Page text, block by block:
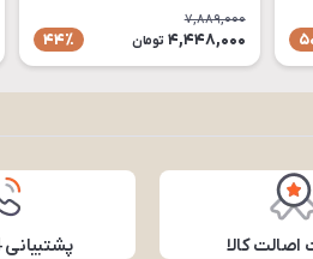
صنعتی و سایزبندی کامل مدل
PA92
7,889,000
4,448,000 تومان 44٪
کالا پشتیبانی 24 ساعته